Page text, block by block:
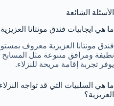
الأسئلة الشائعة
ما هي ايجابيات فندق مونتانا
فندق مونتانا العزيزية معروف
نظيفة ومرافق متنوعة مثل المسابح
يوفر تجربة إقامة مريحة للنزلاء.
ما هي السلبيات التي قد تواجه
العزيزية؟